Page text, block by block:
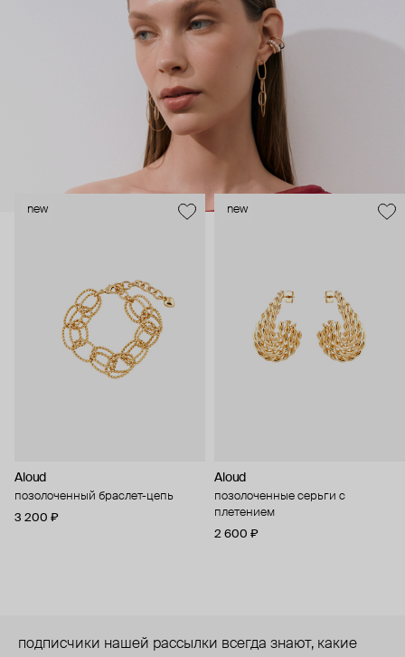
голос и транслировать его через украшения.
new
Aloud
позолоченный браслет-цепь
3 200 ₽
new
Aloud
позолоченные серьги с
плетением
2 600 ₽
подписчики нашей рассылки всегда знают, какие